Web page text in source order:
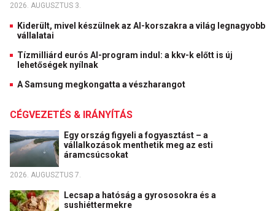
2026. AUGUSZTUS 3.
Kiderült, mivel készülnek az AI-korszakra a világ legnagyobb
vállalatai
Tízmilliárd eurós AI-program indul: a kkv-k előtt is új
lehetőségek nyílnak
A Samsung megkongatta a vészharangot
CÉGVEZETÉS & IRÁNYÍTÁS
Egy ország figyeli a fogyasztást – a
vállalkozások menthetik meg az esti
áramcsúcsokat
2026. AUGUSZTUS 7.
Lecsap a hatóság a gyrososokra és a
sushiéttermekre